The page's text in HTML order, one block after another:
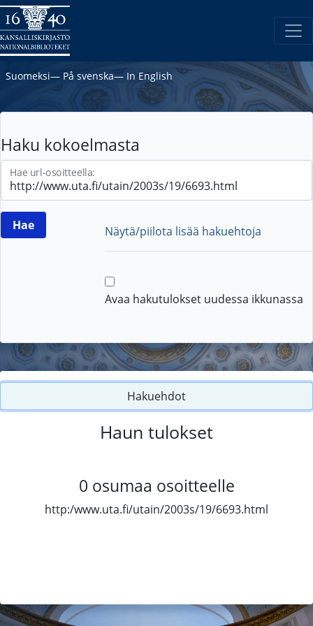
Suomeksi― På svenska― In English
Haku kokoelmasta
Hae url-osoitteella:
Näytä/piilota lisää hakuehtoja
Avaa hakutulokset uudessa ikkunassa
Hakuehdot
Haun tulokset
0 osumaa osoitteelle
http:/www.uta.fi/utain/2003s/19/6693.html